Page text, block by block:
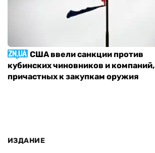
США ввели санкции против
кубинских чиновников и компаний,
причастных к закупкам оружия
ИЗДАНИЕ